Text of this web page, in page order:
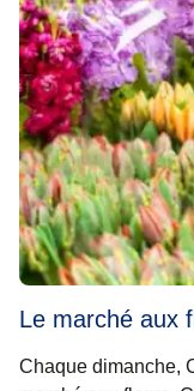
Le marché aux
Chaque dimanche,